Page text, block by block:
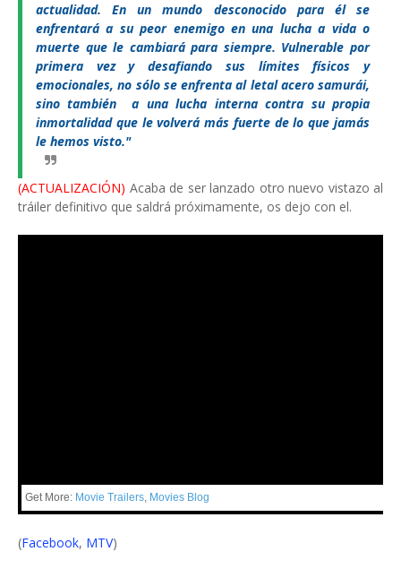
actualidad. En un mundo desconocido para él se
enfrentará a su peor enemigo en una lucha a vida o
muerte que le cambiará para siempre. Vulnerable por
primera vez y desafiando sus límites físicos y
emocionales, no sólo se enfrenta al letal acero samurái,
sino también a una lucha interna contra su propia
inmortalidad que le volverá más fuerte de lo que jamás
le hemos visto."
(ACTUALIZACIÓN) Acaba de ser lanzado otro nuevo vistazo al
tráiler definitivo que saldrá próximamente, os dejo con el.
Get More: Movie Trailers, Movies Blog
(Facebook, MTV)